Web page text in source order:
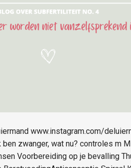
www.instagram.com/
zwanger, wat nu? controles m
Voorbereiding op je bevalling